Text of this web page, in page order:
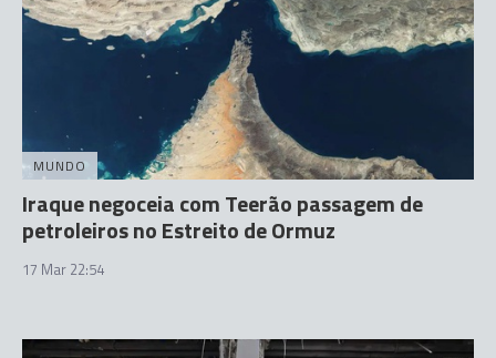
MUNDO
Iraque negoceia com Teerão passagem de
petroleiros no Estreito de Ormuz
17 Mar 22:54